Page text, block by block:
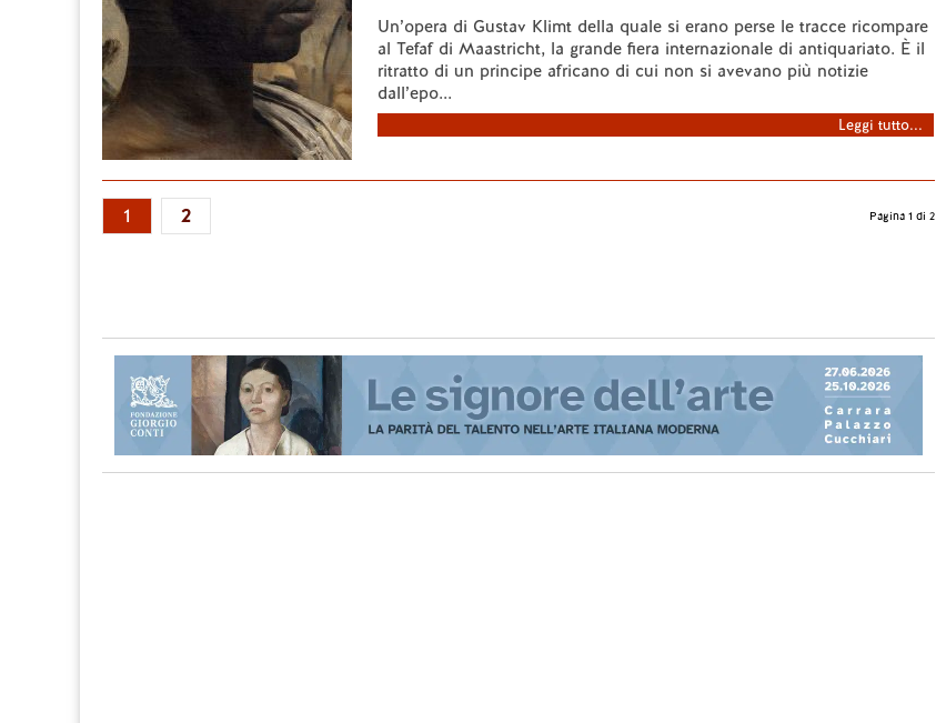
Un’opera di Gustav Klimt della quale si erano perse le tracce ricompare
al Tefaf di Maastricht, la grande fiera internazionale di antiquariato. È il
ritratto di un principe africano di cui non si avevano più notizie
dall’epo...
Leggi tutto...
1 2 Pagina 1 di 2